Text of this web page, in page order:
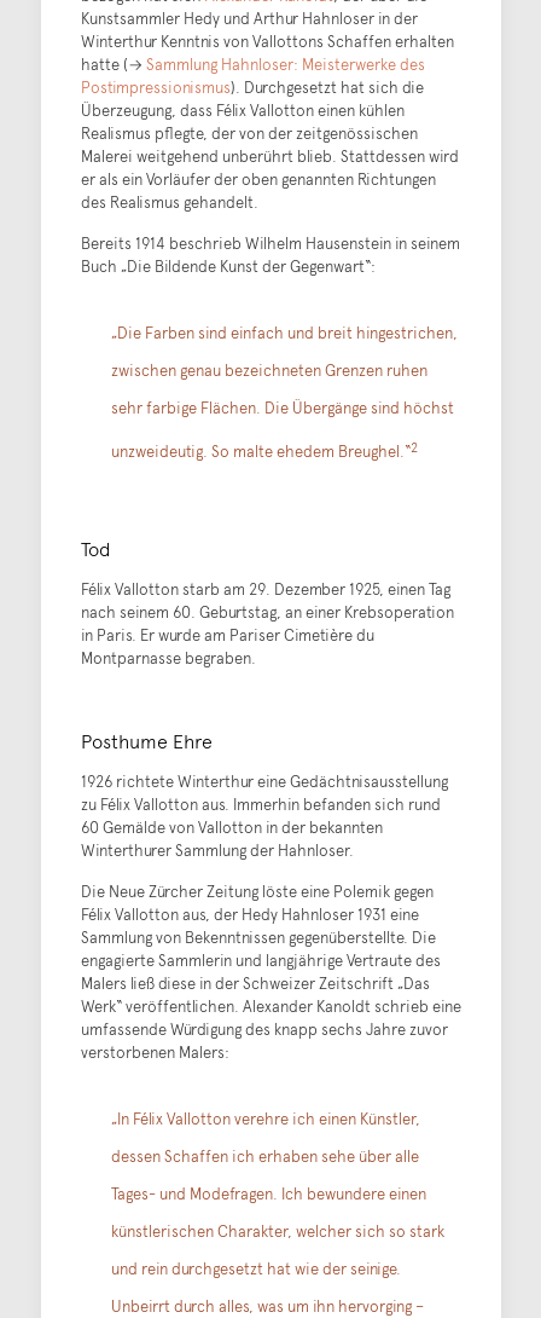
Kunstsammler Hedy und Arthur Hahnloser in der
Winterthur Kenntnis von Vallottons Schaffen erhalten
hatte (→ Sammlung Hahnloser: Meisterwerke des
Postimpressionismus). Durchgesetzt hat sich die
Überzeugung, dass Félix Vallotton einen kühlen
Realismus pflegte, der von der zeitgenössischen
Malerei weitgehend unberührt blieb. Stattdessen wird
er als ein Vorläufer der oben genannten Richtungen
des Realismus gehandelt.
Bereits 1914 beschrieb Wilhelm Hausenstein in seinem
Buch „Die Bildende Kunst der Gegenwart“:
„Die Farben sind einfach und breit hingestrichen,
zwischen genau bezeichneten Grenzen ruhen
sehr farbige Flächen. Die Übergänge sind höchst
unzweideutig. So malte ehedem Breughel.“2
Tod
Félix Vallotton starb am 29. Dezember 1925, einen Tag
nach seinem 60. Geburtstag, an einer Krebsoperation
in Paris. Er wurde am Pariser Cimetière du
Montparnasse begraben.
Posthume Ehre
1926 richtete Winterthur eine Gedächtnisausstellung
zu Félix Vallotton aus. Immerhin befanden sich rund
60 Gemälde von Vallotton in der bekannten
Winterthurer Sammlung der Hahnloser.
Die Neue Zürcher Zeitung löste eine Polemik gegen
Félix Vallotton aus, der Hedy Hahnloser 1931 eine
Sammlung von Bekenntnissen gegenüberstellte. Die
engagierte Sammlerin und langjährige Vertraute des
Malers ließ diese in der Schweizer Zeitschrift „Das
Werk“ veröffentlichen. Alexander Kanoldt schrieb eine
umfassende Würdigung des knapp sechs Jahre zuvor
verstorbenen Malers:
„In Félix Vallotton verehre ich einen Künstler,
dessen Schaffen ich erhaben sehe über alle
Tages- und Modefragen. Ich bewundere einen
künstlerischen Charakter, welcher sich so stark
und rein durchgesetzt hat wie der seinige.
Unbeirrt durch alles, was um ihn hervorging –